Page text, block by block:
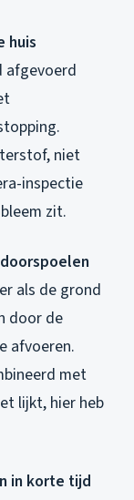
huis
afgevoerd
niet
inspectie
zit.
als de grond
door de
afvoeren.
met
lijkt, hier heb
in korte tijd